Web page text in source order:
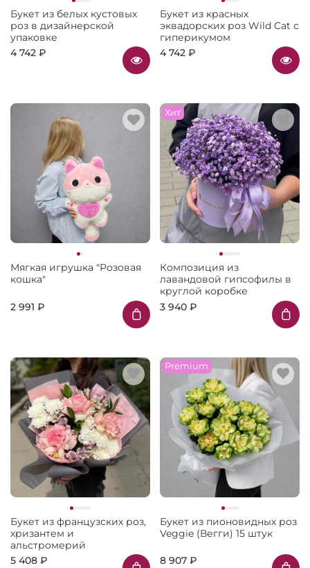
Букет из белых кустовых
роз в дизайнерской
упаковке
4 742 ₽
Букет из красных
эквадорских роз Wild Cat с
гиперикумом
4 742 ₽
Мягкая игрушка "Розовая
кошка"
2 991 ₽
Хит
Композиция из
лавандовой гипсофилы в
круглой коробке
3 940 ₽
Букет из французских роз,
хризантем и
альстромерий
5 408 ₽
Premium
Букет из пионовидных роз
Veggie (Вегги) 15 штук
8 907 ₽